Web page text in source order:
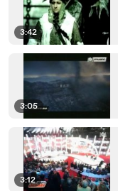
3:42
3:05
3:12